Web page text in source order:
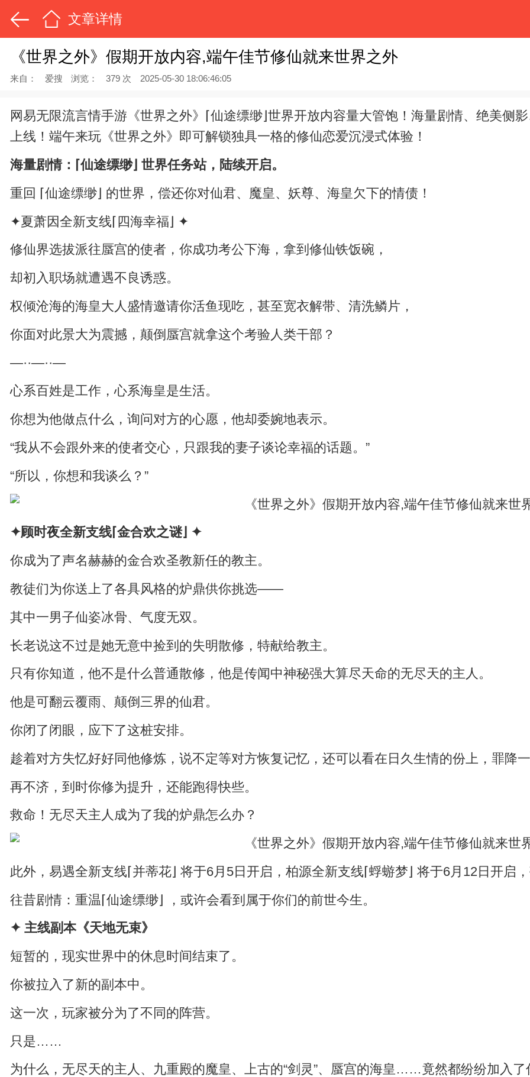
文章详情
《世界之外》假期开放内容,端午佳节修仙就来世界之外
来自： 爱搜 浏览： 379 次 2025-05-30 18:06:46:05
网易无限流言情手游《世界之外》⌈仙途缥缈⌋世界开放内容量大管饱！海量剧情、绝美
上线！端午来玩《世界之外》即可解锁独具一格的修仙恋爱沉浸式体验！
海量剧情：⌈仙途缥缈⌋ 世界任务站，陆续开启。
重回 ⌈仙途缥缈⌋ 的世界，偿还你对仙君、魔皇、妖尊、海皇欠下的情债！
✦夏萧因全新支线⌈四海幸福⌋ ✦
修仙界选拔派往蜃宫的使者，你成功考公下海，拿到修仙铁饭碗，
却初入职场就遭遇不良诱惑。
权倾沧海的海皇大人盛情邀请你活鱼现吃，甚至宽衣解带、清洗鳞片，
你面对此景大为震撼，颠倒蜃宫就拿这个考验人类干部？
—··—··—
心系百姓是工作，心系海皇是生活。
你想为他做点什么，询问对方的心愿，他却委婉地表示。
“我从不会跟外来的使者交心，只跟我的妻子谈论幸福的话题。”
“所以，你想和我谈么？”
✦顾时夜全新支线⌈金合欢之谜⌋ ✦
你成为了声名赫赫的金合欢圣教新任的教主。
教徒们为你送上了各具风格的炉鼎供你挑选——
其中一男子仙姿冰骨、气度无双。
长老说这不过是她无意中捡到的失明散修，特献给教主。
只有你知道，他不是什么普通散修，他是传闻中神秘强大算尽天命的无尽天的主人。
他是可翻云覆雨、颠倒三界的仙君。
你闭了闭眼，应下了这桩安排。
趁着对方失忆好好同他修炼，说不定等对方恢复记忆，还可以看在日久生情的份上，罪
再不济，到时你修为提升，还能跑得快些。
救命！无尽天主人成为了我的炉鼎怎么办？
此外，易遇全新支线⌈并蒂花⌋ 将于6月5日开启，柏源全新支线⌈蜉蝣梦⌋ 将于6月12日开启，
往昔剧情：重温⌈仙途缥缈⌋ ，或许会看到属于你们的前世今生。
✦ 主线副本《天地无束》
短暂的，现实世界中的休息时间结束了。
你被拉入了新的副本中。
这一次，玩家被分为了不同的阵营。
只是……
为什么，无尽天的主人、九重殿的魔皇、上古的“剑灵”、蜃宫的海皇……竟然都纷纷加入了